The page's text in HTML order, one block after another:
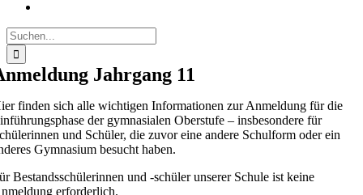
Suche
nach:
Jahrgang 11
finden sich alle wichtigen Informationen zur Anmeldung für die
der gymnasialen Oberstufe – insbesondere für
und Schüler, die zuvor eine andere Schulform oder ein
Gymnasium besucht haben.
Bestandsschülerinnen und -schüler unserer Schule ist keine
erforderlich.